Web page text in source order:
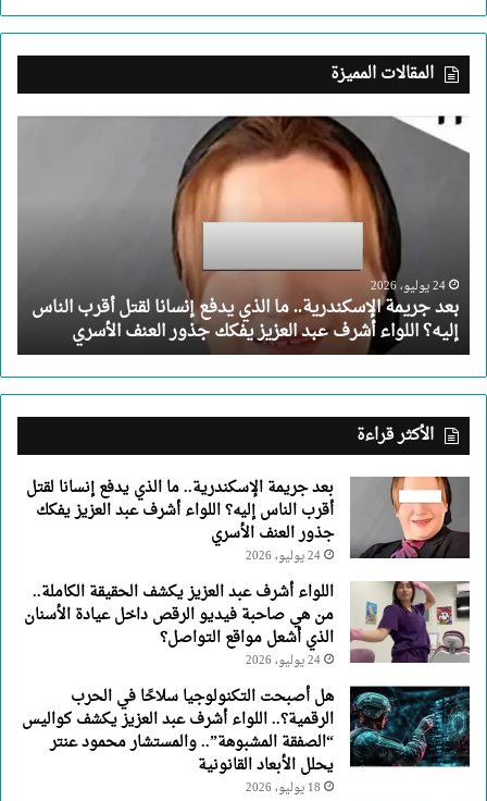
المقالات المميزة
بعد
جريمة
لقتل
أقرب
الناس
إليه؟
اللواء
أشرف
عبد
العزيز
جذور
العنف
الأسري
24 يوليو، 2026
بعد جريمة الإسكندرية.. ما الذي يدفع إنسانا لقتل أقرب الناس
إليه؟ اللواء أشرف عبد العزيز يفكك جذور العنف الأسري
الأكثر قراءة
بعد جريمة الإسكندرية.. ما الذي يدفع إنسانا لقتل
أقرب الناس إليه؟ اللواء أشرف عبد العزيز يفكك
جذور العنف الأسري
24 يوليو، 2026
اللواء أشرف عبد العزيز يكشف الحقيقة الكاملة..
من هي صاحبة فيديو الرقص داخل عيادة الأسنان
الذي أشعل مواقع التواصل؟
24 يوليو، 2026
هل أصبحت التكنولوجيا سلاحًا في الحرب
الرقمية؟.. اللواء أشرف عبد العزيز يكشف كواليس
“الصفقة المشبوهة”.. والمستشار محمود عنتر
يحلل الأبعاد القانونية
18 يوليو، 2026